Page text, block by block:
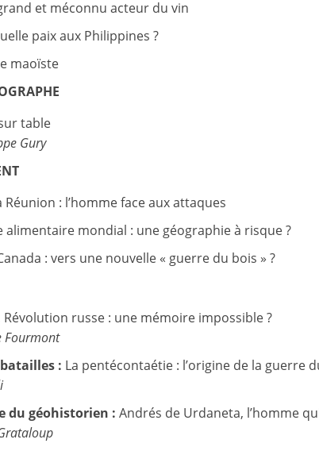
et méconnu acteur du vin
paix aux Philippines ?
maoïste
table
Gury
Réunion : l’homme face aux attaques
alimentaire mondial : une géographie à risque ?
: vers une nouvelle « guerre du bois » ?
Révolution russe : une mémoire impossible ?
Fourmont
: La pentécontaétie : l’origine de la guerre
du géohistorien : Andrés de Urdaneta, l’homme